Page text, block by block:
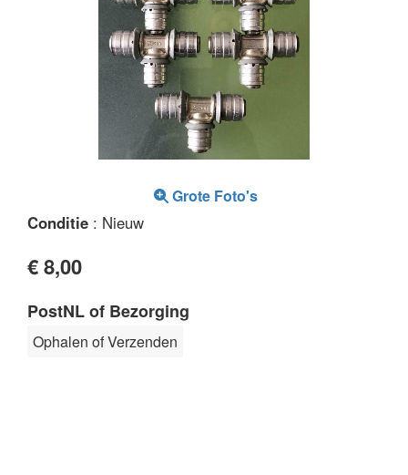
Grote Foto's
Conditie : Nieuw
€ 8,00
PostNL of Bezorging
Ophalen of Verzenden